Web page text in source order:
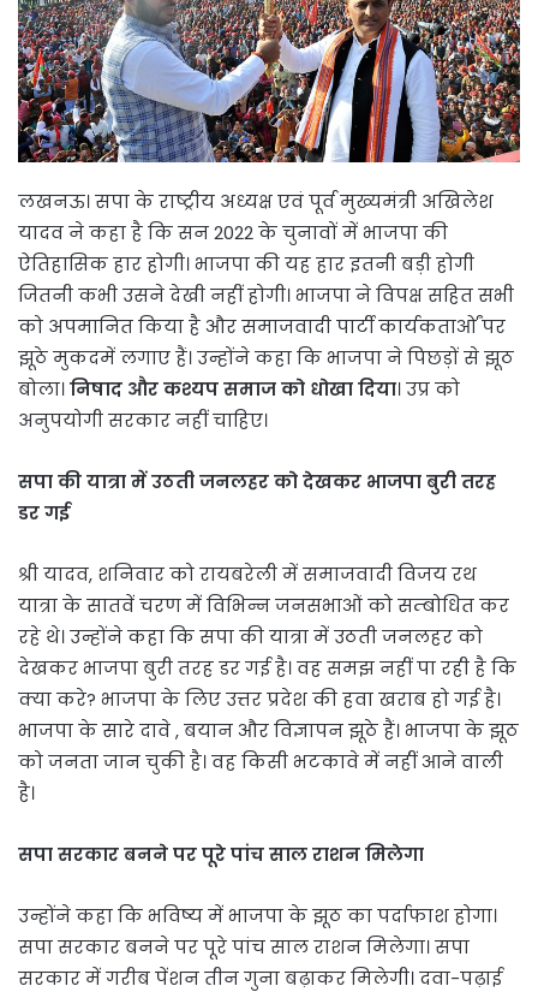
लखनऊ। सपा के राष्ट्रीय अध्यक्ष एवं पूर्व मुख्यमंत्री अखिलेश
यादव ने कहा है कि सन 2022 के चुनावों में भाजपा की
ऐतिहासिक हार होगी। भाजपा की यह हार इतनी बड़ी होगी
जितनी कभी उसने देखी नहीं होगी। भाजपा ने विपक्ष सहित सभी
को अपमानित किया है और समाजवादी पार्टी कार्यकतार्ओं पर
झूठे मुकदमें लगाए हैं। उन्होंने कहा कि भाजपा ने पिछड़ों से झूठ
बोला।निषाद और कश्यप समाज को धोखा दिया। उप्र को
अनुपयोगी सरकार नहीं चाहिए।
सपा की यात्रा में उठती जनलहर को देखकर भाजपा बुरी तरह
डर गई
श्री यादव, शनिवार को रायबरेली में समाजवादी विजय रथ
यात्रा के सातवें चरण में विभिन्न जनसभाओं को सम्बोधित कर
रहे थे। उन्होंने कहा कि सपा की यात्रा में उठती जनलहर को
देखकर भाजपा बुरी तरह डर गई है। वह समझ नहीं पा रही है कि
क्या करे? भाजपा के लिए उत्तर प्रदेश की हवा खराब हो गई है।
भाजपा के सारे दावे , बयान और विज्ञापन झूठे हैं। भाजपा के झूठ
को जनता जान चुकी है। वह किसी भटकावे में नहीं आने वाली
है।
सपा सरकार बनने पर पूरे पांच साल राशन मिलेगा
उन्होंने कहा कि भविष्य में भाजपा के झूठ का पर्दाफाश होगा।
सपा सरकार बनने पर पूरे पांच साल राशन मिलेगा। सपा
सरकार में गरीब पेंशन तीन गुना बढ़ाकर मिलेगी। दवा-पढ़ाई